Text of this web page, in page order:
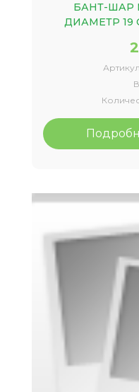
БАНТ-ШАР
ДИАМЕТР 19